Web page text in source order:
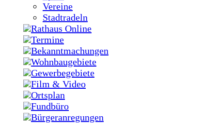
Vereine
Stadtradeln
Rathaus Online
Termine
Bekanntmachungen
Wohnbaugebiete
Gewerbegebiete
Film & Video
Ortsplan
Fundbüro
Bürgeranregungen